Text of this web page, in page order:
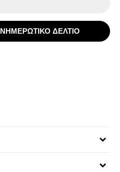
ΔΕΛΤΙΟ